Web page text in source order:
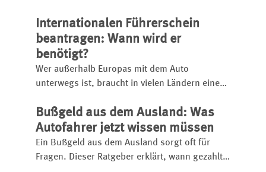
Registrierung und Bußgelder.
Internationalen Führerschein
beantragen: Wann wird er
benötigt?
Wer außerhalb Europas mit dem Auto
unterwegs ist, braucht in vielen Ländern einen
zeigt, wann er tatsächlich vorgeschrieben ist,
wie er beantragt wird und welche Unterlagen
erforderlich sind.
Bußgeld aus dem Ausland: Was
Autofahrer jetzt wissen müssen
Ein Bußgeld aus dem Ausland sorgt oft für
Fragen. Dieser Ratgeber erklärt, wann gezahlt